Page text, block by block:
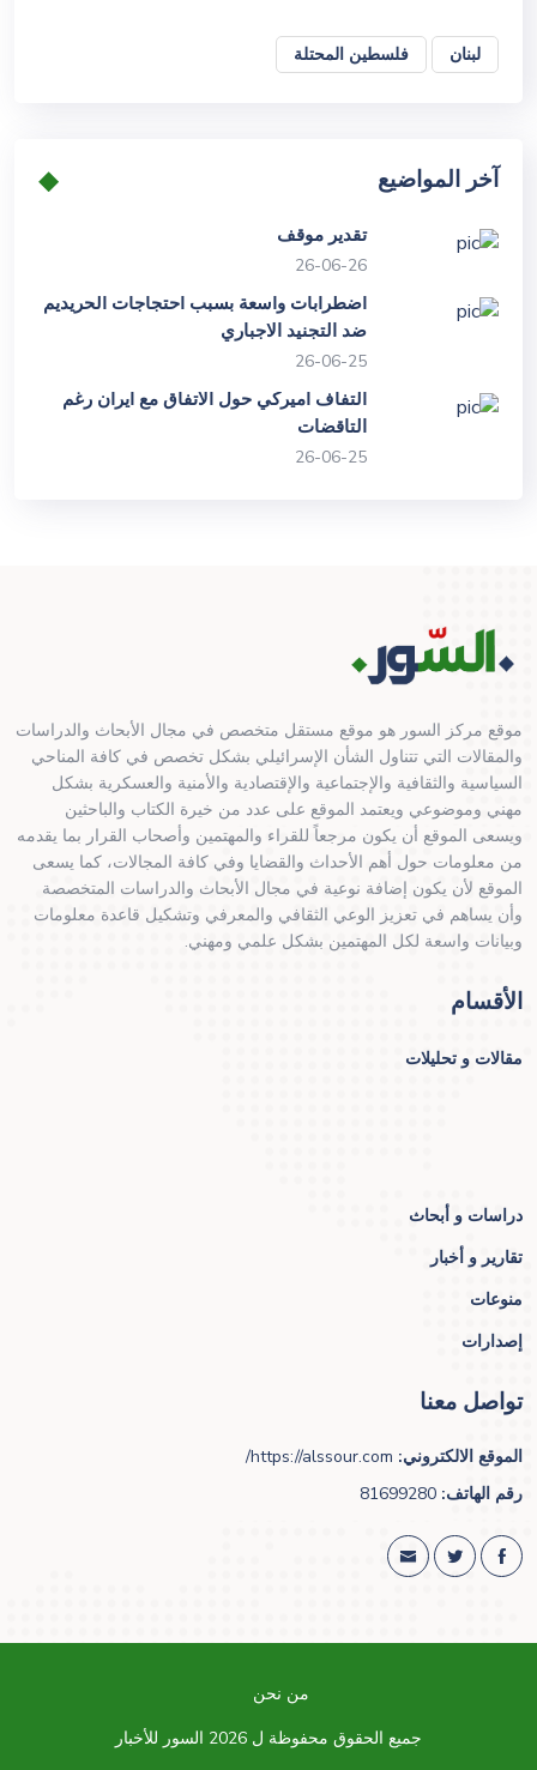
لبنان فلسطين المحتلة
آخر المواضيع
تقدير موقف
26-06-26
اضطرابات واسعة بسبب احتجاجات الحريديم
ضد التجنيد الاجباري
26-06-25
التفاف اميركي حول الاتفاق مع ايران رغم
التاقضات
26-06-25
موقع مركز السور هو موقع مستقل متخصص في مجال الأبحاث والدراسات
والمقالات التي تتناول الشأن الإسرائيلي بشكل تخصص في كافة المناحي
السياسية والثقافية والإجتماعية والإقتصادية والأمنية والعسكرية بشكل
مهني وموضوعي ويعتمد الموقع على عدد من خيرة الكتاب والباحثين
ويسعى الموقع أن يكون مرجعاً للقراء والمهتمين وأصحاب القرار بما يقدمه
من معلومات حول أهم الأحداث والقضايا وفي كافة المجالات، كما يسعى
الموقع لأن يكون إضافة نوعية في مجال الأبحاث والدراسات المتخصصة
وأن يساهم في تعزيز الوعي الثقافي والمعرفي وتشكيل قاعدة معلومات
وبيانات واسعة لكل المهتمين بشكل علمي ومهني.
الأقسام
مقالات و تحليلات
دراسات و أبحاث
تقارير و أخبار
منوعات
إصدارات
تواصل معنا
الموقع الالكتروني: https://alssour.com/
رقم الهاتف: 81699280
من نحن
جميع الحقوق محفوظة ل 2026 السور للأخبار